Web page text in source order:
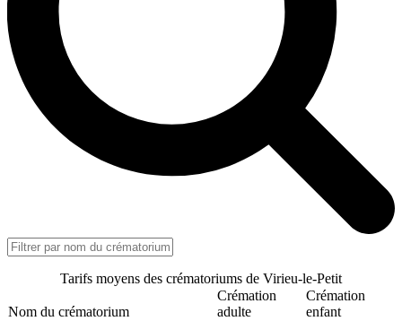
Tarifs moyens des crématoriums de Virieu-le-Petit
Nom du crématorium
Crémation
adulte
Crémation
enfant